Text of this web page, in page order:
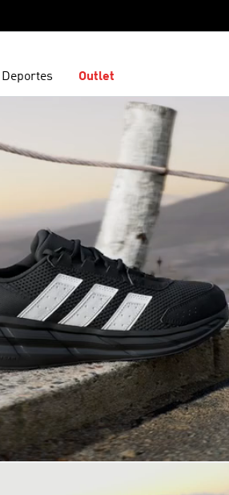
Deportes Outlet